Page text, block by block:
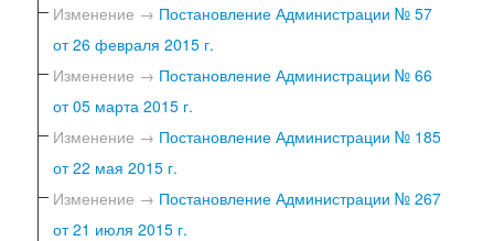
Изменение → Постановление Администрации № 57
от 26 февраля 2015 г.
Изменение → Постановление Администрации № 66
от 05 марта 2015 г.
Изменение → Постановление Администрации № 185
от 22 мая 2015 г.
Изменение → Постановление Администрации № 267
от 21 июля 2015 г.